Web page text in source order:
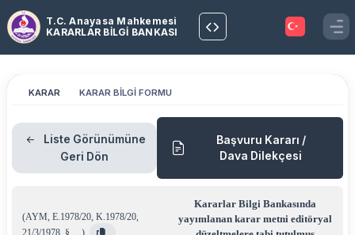
T.C. Anayasa Mahkemesi
KARARLAR BİLGİ BANKASI
KARAR KARAR BİLGİ FORMU
Liste Görünümüne
Geri Dön
Başvuru Kararı /
Dava Dilekçesi
(AYM, E.1978/20, K.1978/20,
21/3/1978, § …)
Kararlar Bilgi Bankasında
yayımlanan karar metni editöryal